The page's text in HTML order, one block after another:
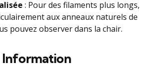
: Pour des filaments plus longs,
aux anneaux naturels de
pouvez observer dans la chair.